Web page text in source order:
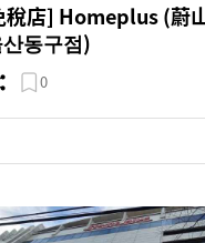
稅店] Homeplus (蔚
동구점)
0